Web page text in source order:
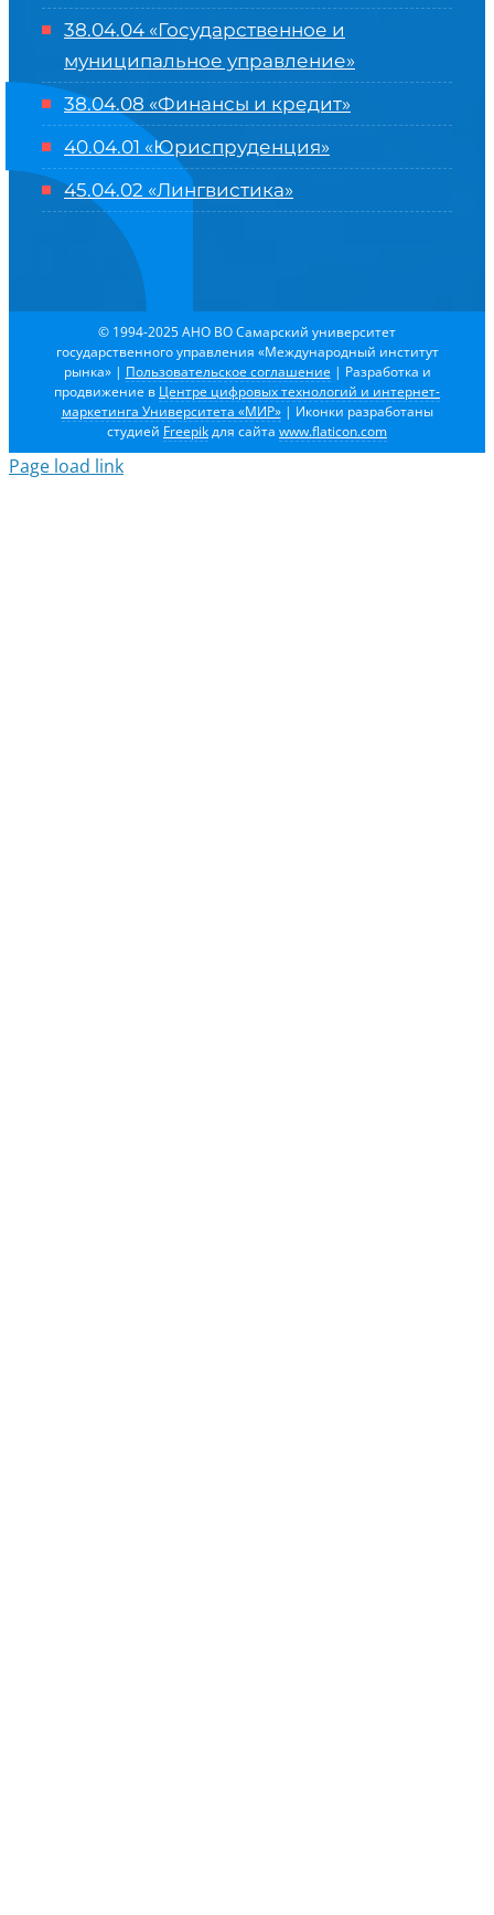
38.04.04 «Государственное и
муниципальное управление»
38.04.08 «Финансы и кредит»
40.04.01 «Юриспруденция»
45.04.02 «Лингвистика»
© 1994-2025 АНО ВО Самарский университет
государственного управления «Международный институт
рынка» | Пользовательское соглашение | Разработка и
продвижение в Центре цифровых технологий и интернет-
маркетинга Университета «МИР»| Иконки разработаны
студией Freepikдля сайта www.flaticon.com
Page load link